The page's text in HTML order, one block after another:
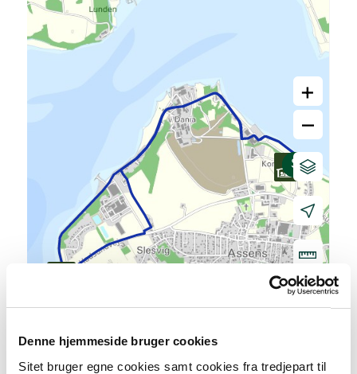
Denne hjemmeside bruger cookies
Sitet bruger egne cookies samt cookies fra tredjepart til
+
–